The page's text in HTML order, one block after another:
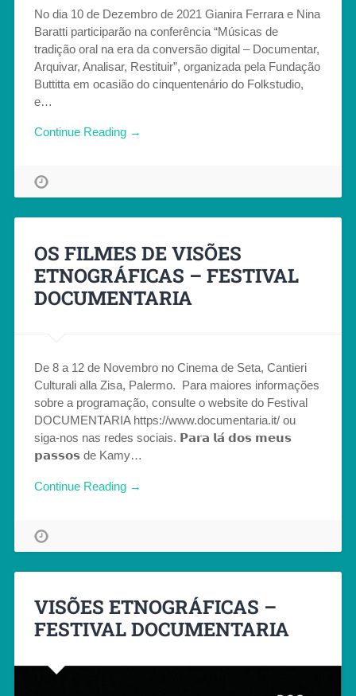
No dia 10 de Dezembro de 2021 Gianira Ferrara e Nina
Baratti participarão na conferência “Músicas de
tradição oral na era da conversão digital – Documentar,
Arquivar, Analisar, Restituir”, organizada pela Fundação
Buttitta em ocasião do cinquentenário do Folkstudio,
e…
Continue Reading →
OS FILMES DE VISÕES
ETNOGRÁFICAS – FESTIVAL
DOCUMENTARIA
De 8 a 12 de Novembro no Cinema de Seta, Cantieri
Culturali alla Zisa, Palermo. Para maiores informações
sobre a programação, consulte o website do Festival
DOCUMENTARIA https://www.documentaria.it/ ou
siga-nos nas redes sociais. 𝗣𝗮𝗿𝗮 𝗹𝗮́ 𝗱𝗼𝘀 𝗺𝗲𝘂𝘀
𝗽𝗮𝘀𝘀𝗼𝘀 de Kamy…
Continue Reading →
VISÕES ETNOGRÁFICAS –
FESTIVAL DOCUMENTARIA